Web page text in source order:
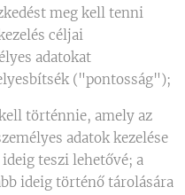
meg kell tenni
céljai
adatokat
("pontosság");
történnie, amely az
adatok kezelése
teszi lehetővé; a
ideig történő tárolására